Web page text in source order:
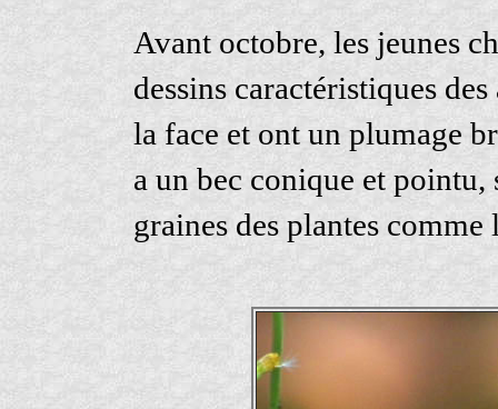
Avant octobre, les jeunes
dessins caractéristiques
la face et ont un plumage
a un bec conique et
graines des plantes